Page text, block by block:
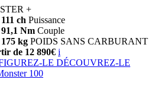
+
111 ch Puissance
91,1 Nm Couple
175 kg POIDS SANS CARBURANT
de 12 890€ i
LE DÉCOUVREZ-LE
100